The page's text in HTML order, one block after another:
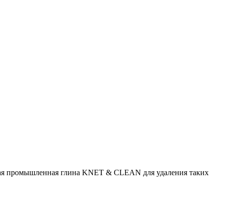
промышленная глина KNET & CLEAN для удаления таких